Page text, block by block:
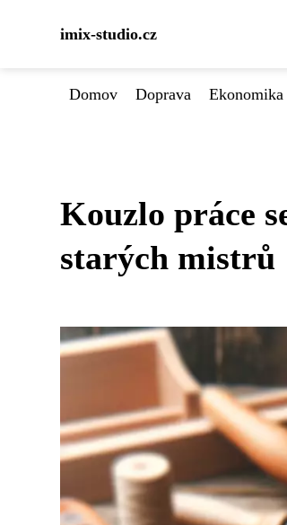
imix-studio.cz
Domov Doprava Ekonomika
Kouzlo práce
starých mistrů